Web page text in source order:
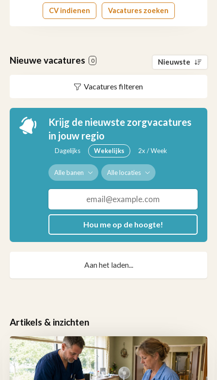
CV indienen Vacatures zoeken
Nieuwe vacatures 0 Nieuwste
Vacatures filteren
Krijg de nieuwste zorgvacatures
in jouw regio
Dagelijks Wekelijks 2x / Week
Alle banen Alle locaties
Hou me op de hoogte!
Aan het laden...
Artikels & inzichten